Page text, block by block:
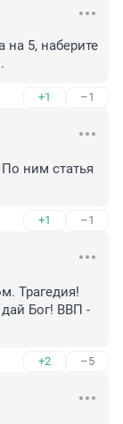
на 5, наберите
+1 –1
ним статья
+1 –1
Трагедия!
Бог! ВВП -
+2 –5